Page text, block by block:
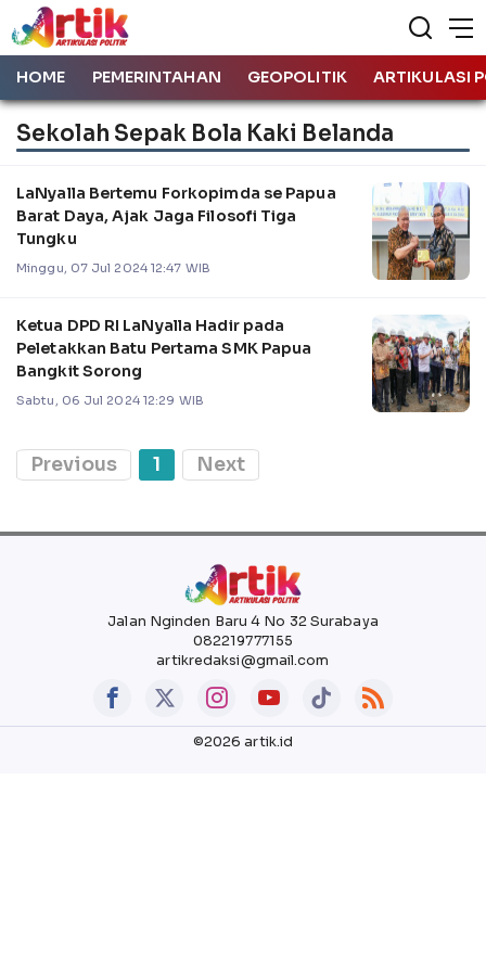
HOME PEMERINTAHAN GEOPOLITIK ARTIKULASI
Sekolah Sepak Bola Kaki Belanda
LaNyalla Bertemu Forkopimda se Papua
Barat Daya, Ajak Jaga Filosofi Tiga
Tungku
Minggu, 07 Jul 2024 12:47 WIB
Ketua DPD RI LaNyalla Hadir pada
Peletakkan Batu Pertama SMK Papua
Bangkit Sorong
Sabtu, 06 Jul 2024 12:29 WIB
Previous 1 Next
Jalan Nginden Baru 4 No 32 Surabaya
082219777155
artikredaksi@gmail.com
©2026 artik.id